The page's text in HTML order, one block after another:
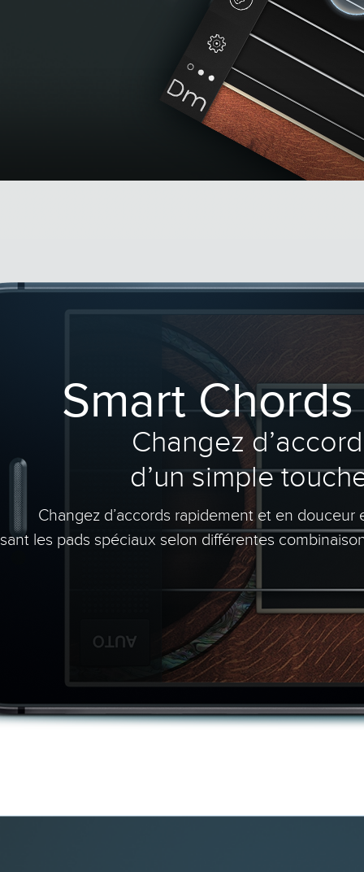
Smart Chords
Changez
d’un simple
Changez d’accords rapidement et en douceur
les pads spéciaux selon différentes